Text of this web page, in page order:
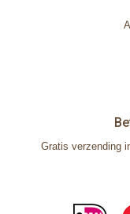
Gratis verzending